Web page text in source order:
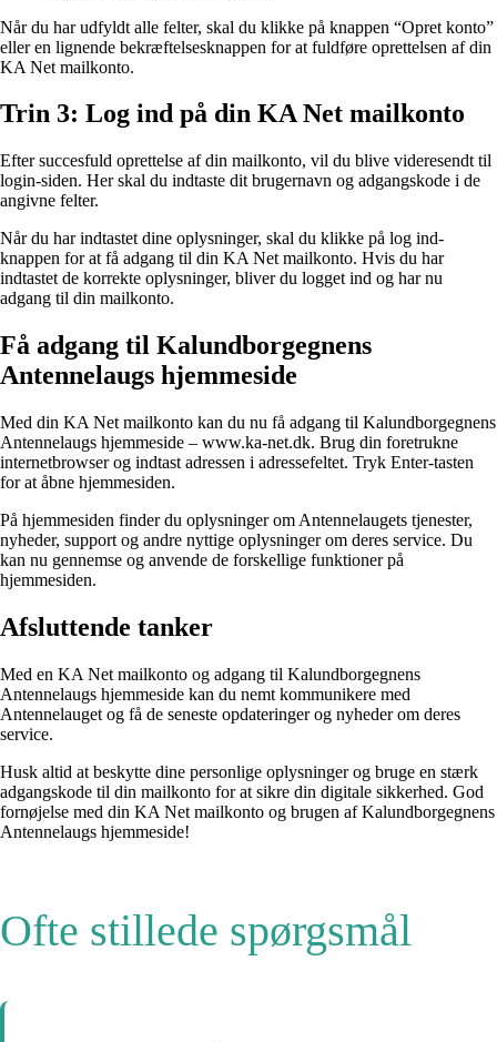
Når du har udfyldt alle felter, skal du klikke på knappen “Opret konto”
eller en lignende bekræftelsesknappen for at fuldføre oprettelsen af din
KA Net mailkonto.
Trin 3: Log ind på din KA Net mailkonto
Efter succesfuld oprettelse af din mailkonto, vil du blive videresendt til
login-siden. Her skal du indtaste dit brugernavn og adgangskode i de
angivne felter.
Når du har indtastet dine oplysninger, skal du klikke på log ind-
knappen for at få adgang til din KA Net mailkonto. Hvis du har
indtastet de korrekte oplysninger, bliver du logget ind og har nu
adgang til din mailkonto.
Få adgang til Kalundborgegnens
Antennelaugs hjemmeside
Med din KA Net mailkonto kan du nu få adgang til Kalundborgegnens
Antennelaugs hjemmeside – www.ka-net.dk. Brug din foretrukne
internetbrowser og indtast adressen i adressefeltet. Tryk Enter-tasten
for at åbne hjemmesiden.
På hjemmesiden finder du oplysninger om Antennelaugets tjenester,
nyheder, support og andre nyttige oplysninger om deres service. Du
kan nu gennemse og anvende de forskellige funktioner på
hjemmesiden.
Afsluttende tanker
Med en KA Net mailkonto og adgang til Kalundborgegnens
Antennelaugs hjemmeside kan du nemt kommunikere med
Antennelauget og få de seneste opdateringer og nyheder om deres
service.
Husk altid at beskytte dine personlige oplysninger og bruge en stærk
adgangskode til din mailkonto for at sikre din digitale sikkerhed. God
fornøjelse med din KA Net mailkonto og brugen af Kalundborgegnens
Antennelaugs hjemmeside!
Ofte stillede spørgsmål